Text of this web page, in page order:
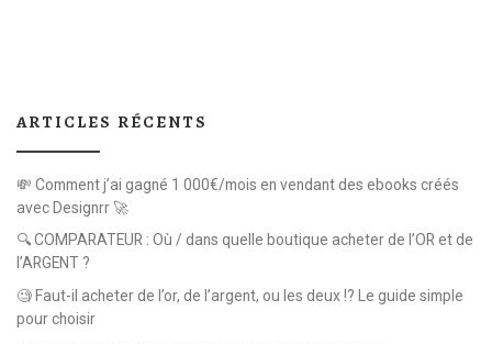
ARTICLES RÉCENTS
💸 Comment j’ai gagné 1 000€/mois en vendant des ebooks créés
avec Designrr 🚀
🔍 COMPARATEUR : Où / dans quelle boutique acheter de l’OR et de
l’ARGENT ?
🧐 Faut-il acheter de l’or, de l’argent, ou les deux !? Le guide simple
pour choisir